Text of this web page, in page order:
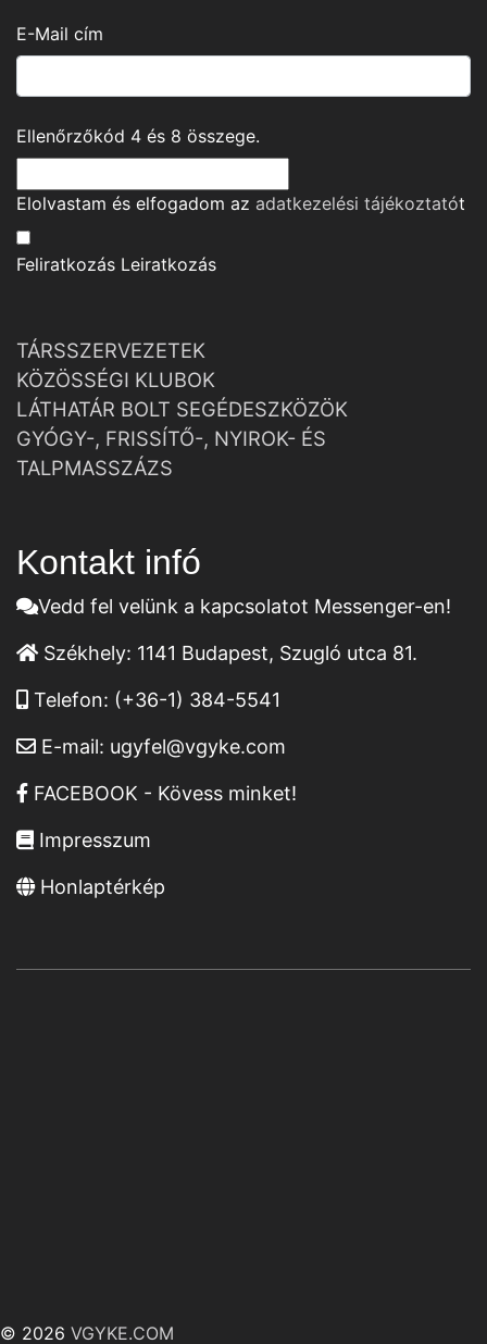
E-Mail cím
Ellenőrzőkód 4 és 8 összege.
Elolvastam és elfogadom az adatkezelési tájékoztatót
Feliratkozás Leiratkozás
TÁRSSZERVEZETEK
KÖZÖSSÉGI KLUBOK
LÁTHATÁR BOLT SEGÉDESZKÖZÖK
GYÓGY-, FRISSÍTŐ-, NYIROK- ÉS
TALPMASSZÁZS
Kontakt infó
Vedd fel velünk a kapcsolatot Messenger-en!
Székhely: 1141 Budapest, Szugló utca 81.
Telefon: (+36-1) 384-5541
E-mail: ugyfel@vgyke.com
FACEBOOK - Kövess minket!
Impresszum
Honlaptérkép
© 2026 VGYKE.COM